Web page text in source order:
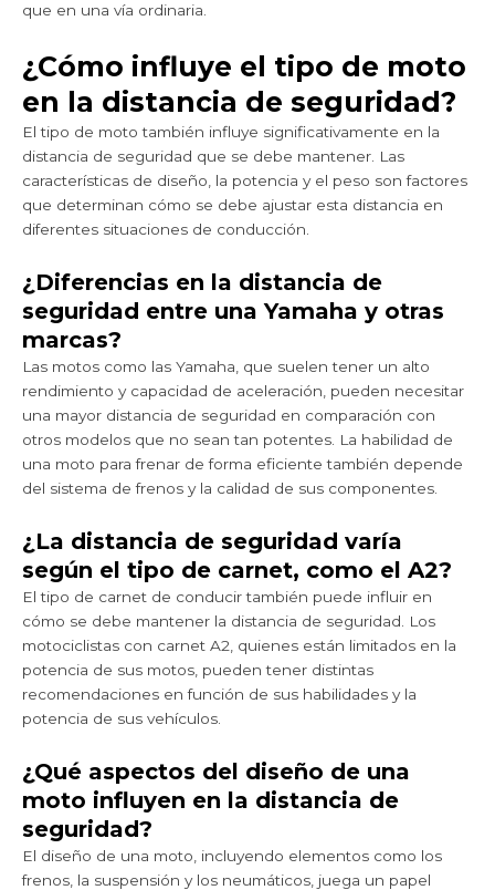
que en una vía ordinaria.
¿Cómo influye el tipo de moto
en la distancia de seguridad?
El tipo de moto también influye significativamente en la
distancia de seguridad que se debe mantener. Las
características de diseño, la potencia y el peso son factores
que determinan cómo se debe ajustar esta distancia en
diferentes situaciones de conducción.
¿Diferencias en la distancia de
seguridad entre una Yamaha y otras
marcas?
Las motos como las Yamaha, que suelen tener un alto
rendimiento y capacidad de aceleración, pueden necesitar
una mayor distancia de seguridad en comparación con
otros modelos que no sean tan potentes. La habilidad de
una moto para frenar de forma eficiente también depende
del sistema de frenos y la calidad de sus componentes.
¿La distancia de seguridad varía
según el tipo de carnet, como el A2?
El tipo de carnet de conducir también puede influir en
cómo se debe mantener la distancia de seguridad. Los
motociclistas con carnet A2, quienes están limitados en la
potencia de sus motos, pueden tener distintas
recomendaciones en función de sus habilidades y la
potencia de sus vehículos.
¿Qué aspectos del diseño de una
moto influyen en la distancia de
seguridad?
El diseño de una moto, incluyendo elementos como los
frenos, la suspensión y los neumáticos, juega un papel